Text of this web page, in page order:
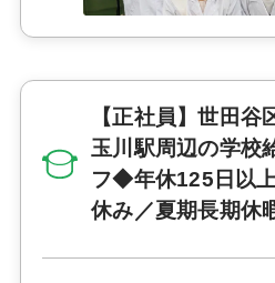
【正社員】世田谷
玉川駅周辺の学校
フ◆年休125日以
休み／夏期長期休